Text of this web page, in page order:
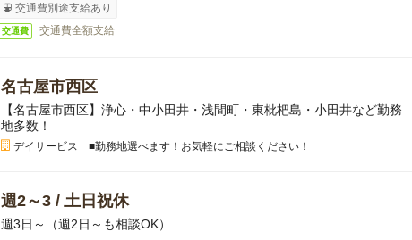
交通費別途支給あり
交通費 交通費全額支給
名古屋市西区
【名古屋市西区】浄心・中小田井・浅間町・東枇杷島・小田井など勤務
地多数！
デイサービス ■勤務地選べます！お気軽にご相談ください！
週2～3 / 土日祝休
週3日～（週2日～も相談OK）